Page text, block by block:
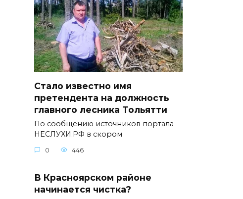
Стало известно имя
претендента на должность
главного лесника Тольятти
По сообщению источников портала
НЕСЛУХИ.РФ в скором
0 446
В Красноярском районе
начинается чистка?